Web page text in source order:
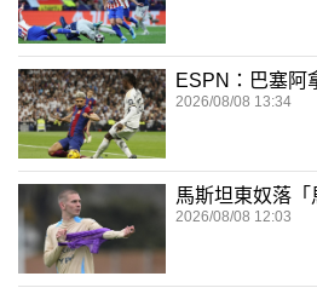
ESPN：巴塞阿
2026/08/08 13:34
馬斯坦東奴落
2026/08/08 12:03